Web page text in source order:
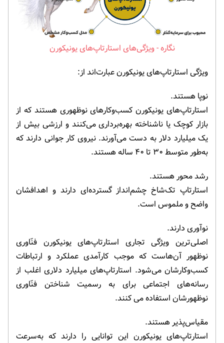
ویژگی‌های استارتاپ‌های یونیکورن
ویژگی استارتاپ‌های یونیکورن عبارت‌اند از:
نوپا هستند.
استارتاپ‌های یونیکورن کسب‌وکارهای نوظهوری هستند که از
بازار کوچک یا ناشناخته بهره‌برداری می‌کنند و ارزشی بیش از
یک میلیارد دلار به دست می‌آورند. نیروی کار جوانی دارند که
به‌طور متوسط ۳۰ تا ۴۰ ساله هستند.
رشد محور هستند.
استارتاپ تک‌شاخ چشم‌انداز گسترده‌ای دارند و اهدافشان
واضح و ملموس است.
نوآوری دارند.
اصلی‌ترین ویژگی تجاری استارتاپ‌های یونیکورن فنّاوری
نوظهور آن‌هاست که موجب کارآمدی عملکرد و ارتباطات
کسب‌وکارشان می‌شود. استارتاپ‌های میلیارد دلاری اغلب از
رسانه‌های اجتماعی برای به رسمیت شناختن فنّاوری
نوظهورشان استفاده می کنند.
مقیاس‌پذیر هستند.
استارتاپ‌های یونیکورن این توانایی را دارند که به‌سرعت